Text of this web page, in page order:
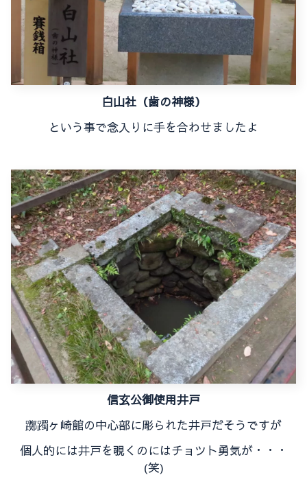
白山社（歯の神様）
という事で念入りに手を合わせましたよ
信玄公御使用井戸
躑躅ヶ崎館の中心部に彫られた井戸だそうですが
個人的には井戸を覗くのにはチョツト勇気が・・・
(笑)